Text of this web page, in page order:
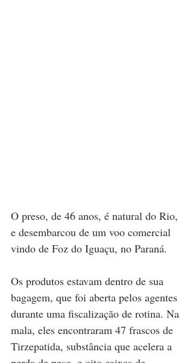
O preso, de 46 anos, é natural do Rio,
e desembarcou de um voo comercial
vindo de Foz do Iguaçu, no Paraná.
Os produtos estavam dentro de sua
bagagem, que foi aberta pelos agentes
durante uma fiscalização de rotina. Na
mala, eles encontraram 47 frascos de
Tirzepatida, substância que acelera a